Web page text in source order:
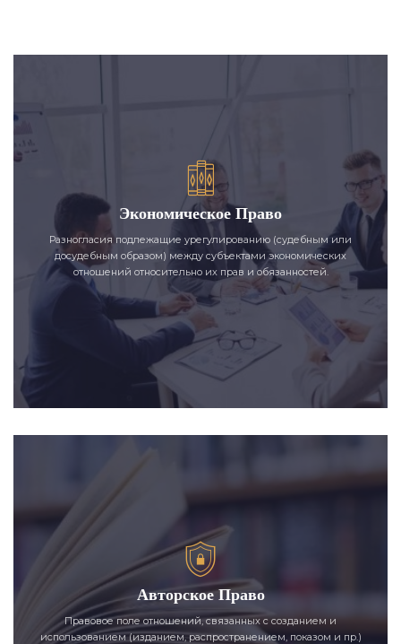
Экономическое Право
Разногласия подлежащие урегулированию (судебным или
досудебным образом) между субъектами экономических
отношений относительно их прав и обязанностей.
Авторское Право
Правовое поле отношений, связанных с созданием и
использованием (изданием, распространением, показом и пр.)